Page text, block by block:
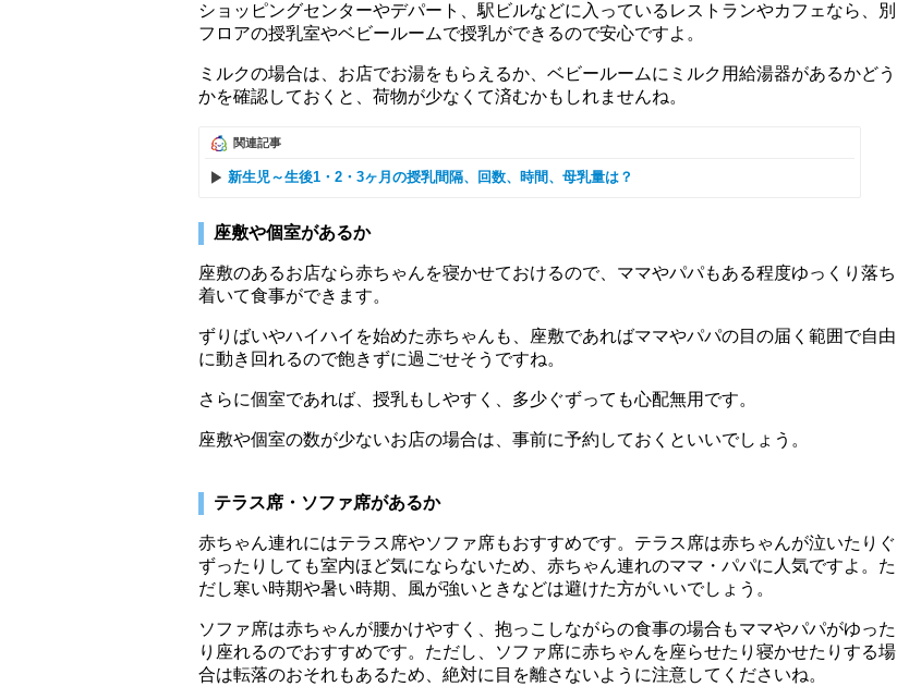
ショッピングセンターやデパート、駅ビルなどに入っているレストランやカフェなら、別
フロアの授乳室やベビールームで授乳ができるので安心ですよ。
ミルクの場合は、お店でお湯をもらえるか、ベビールームにミルク用給湯器があるかどう
かを確認しておくと、荷物が少なくて済むかもしれませんね。
関連記事
新生児～生後1・2・3ヶ月の授乳間隔、回数、時間、母乳量は？
座敷や個室があるか
座敷のあるお店なら赤ちゃんを寝かせておけるので、ママやパパもある程度ゆっくり落ち
着いて食事ができます。
ずりばいやハイハイを始めた赤ちゃんも、座敷であればママやパパの目の届く範囲で自由
に動き回れるので飽きずに過ごせそうですね。
さらに個室であれば、授乳もしやすく、多少ぐずっても心配無用です。
座敷や個室の数が少ないお店の場合は、事前に予約しておくといいでしょう。
テラス席・ソファ席があるか
赤ちゃん連れにはテラス席やソファ席もおすすめです。テラス席は赤ちゃんが泣いたりぐ
ずったりしても室内ほど気にならないため、赤ちゃん連れのママ・パパに人気ですよ。た
だし寒い時期や暑い時期、風が強いときなどは避けた方がいいでしょう。
ソファ席は赤ちゃんが腰かけやすく、抱っこしながらの食事の場合もママやパパがゆった
り座れるのでおすすめです。ただし、ソファ席に赤ちゃんを座らせたり寝かせたりする場
合は転落のおそれもあるため、絶対に目を離さないように注意してくださいね。